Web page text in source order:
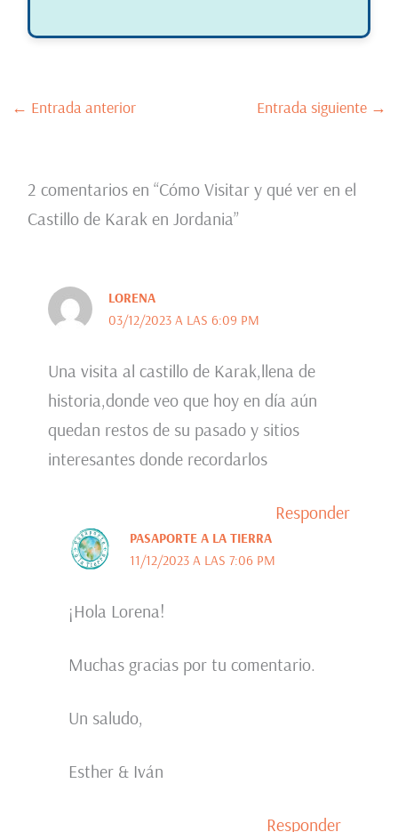
← Entrada anterior Entrada siguiente →
2 comentarios en “Cómo Visitar y qué ver en el
Castillo de Karak en Jordania”
LORENA
03/12/2023 A LAS 6:09 PM
Una visita al castillo de Karak,llena de
historia,donde veo que hoy en día aún
quedan restos de su pasado y sitios
interesantes donde recordarlos
Responder
PASAPORTE A LA TIERRA
11/12/2023 A LAS 7:06 PM
¡Hola Lorena!
Muchas gracias por tu comentario.
Un saludo,
Esther & Iván
Responder